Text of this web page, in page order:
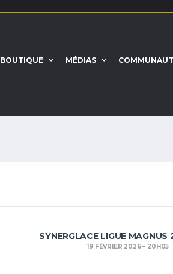
BOUTIQUE MÉDIAS
SYNERGLACE LIGUE
19 FÉVRIER 2026 20H05